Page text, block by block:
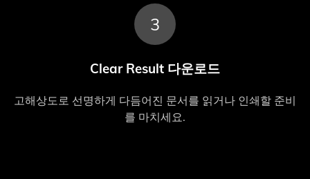
3
Clear Result 다운로드
고해상도로 선명하게 다듬어진 문서를 읽거나 인쇄할 준비
를 마치세요.